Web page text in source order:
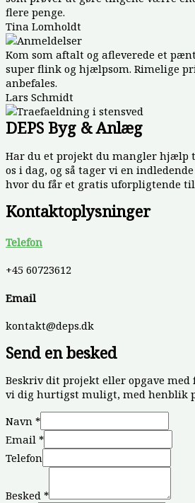
flere penge.
Tina Lomholdt
Kom som aftalt og afleverede et
super flink og hjælpsom. Rimelige
anbefales.
Lars Schmidt
DEPS Byg & Anlæg
Har du et projekt du mangler hjælp
os i dag, og så tager vi en
hvor du får et gratis uforpligtende
Kontaktoplysninger
Telefon
+45 60723612
Email
kontakt@deps.dk
Send en besked
Beskriv dit projekt eller opgave med
vi dig hurtigst muligt, med henblik
Navn *
Email *
Telefon
Besked *